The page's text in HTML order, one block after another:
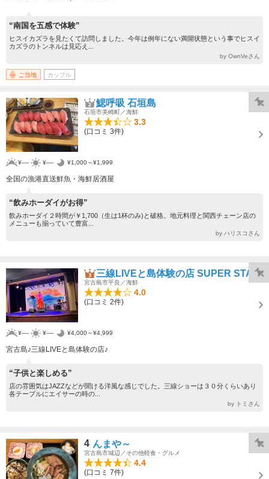
“南国を五感で体験”
ヒスイカズラを見たくて訪問しました。今年は例年にない満開状態という事でヒスイ
カズラのトンネルは見応え...
by OwnVeさん
ご当地 カップル
鰓呼吸 石垣島
石垣市美崎町／海鮮
3.3
(口コミ 3件)
¥---- ¥---- ¥1,000～¥1,999
全国の漁港直送鮮魚・海鮮居酒屋
“飲みホーダイがお得”
飲みホーダイ２時間が￥1,700（生は1杯のみ)と破格。地元料理と関西チェーン店の
メニューも揃っていて豊富...
by ハリスコさん
三線LIVEと島体験の店 SUPER STAR
宮古島市平良／海鮮
4.0
(口コミ 2件)
¥---- ¥---- ¥4,000～¥4,999
宮古島♪三線LIVEと島体験の店♪
“子供と楽しめる”
店の雰囲気はJAZZなどが聞ける洋風な感じでした。三線ショーは３０分くらいあり
各テーブルにエイサーの時の...
by トミさん
4 んまや～
宮古島市城辺／その他軽食・グルメ
4.4
(口コミ 7件)